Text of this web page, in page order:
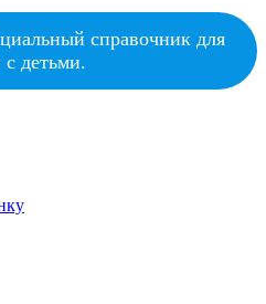
справочник для
с детьми.